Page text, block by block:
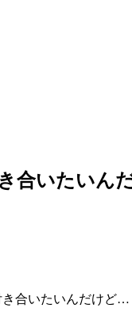
合いたいん
き合いたいんだけど…